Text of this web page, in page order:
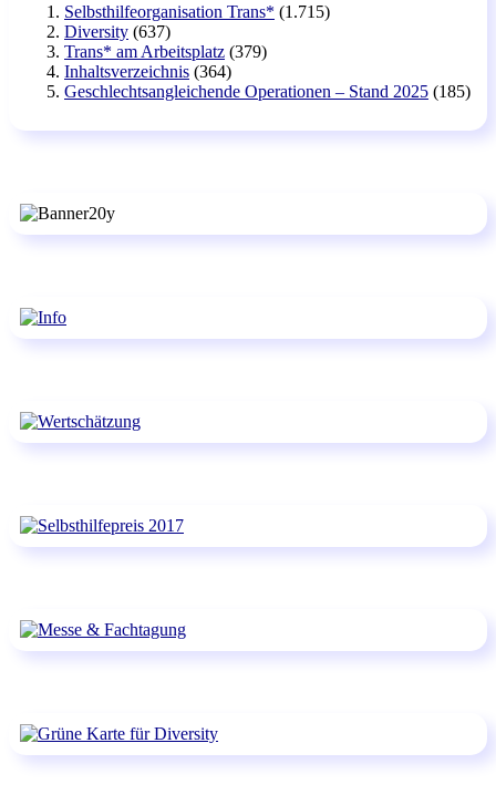
Selbsthilfeorganisation Trans* (1.715)
Diversity (637)
Trans* am Arbeitsplatz (379)
Inhaltsverzeichnis (364)
Geschlechtsangleichende Operationen – Stand 2025 (185)